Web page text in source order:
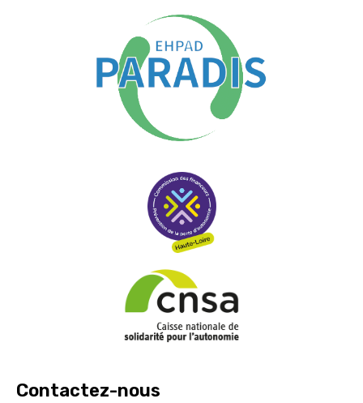
Contactez-nous